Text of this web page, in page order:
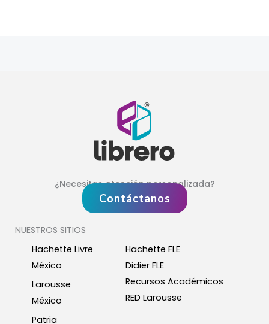
¿Necesitas atención personalizada?
Contáctanos
NUESTROS SITIOS
Hachette Livre
México
Larousse
México
Patria
Hachette FLE
Didier FLE
Recursos Académicos
RED Larousse